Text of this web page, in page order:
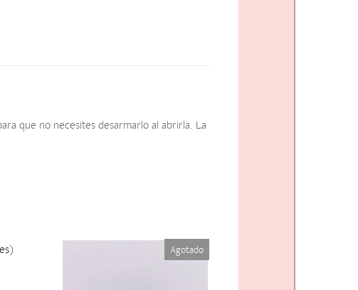
que no necesites desarmarlo al abrirla. La
Agotado